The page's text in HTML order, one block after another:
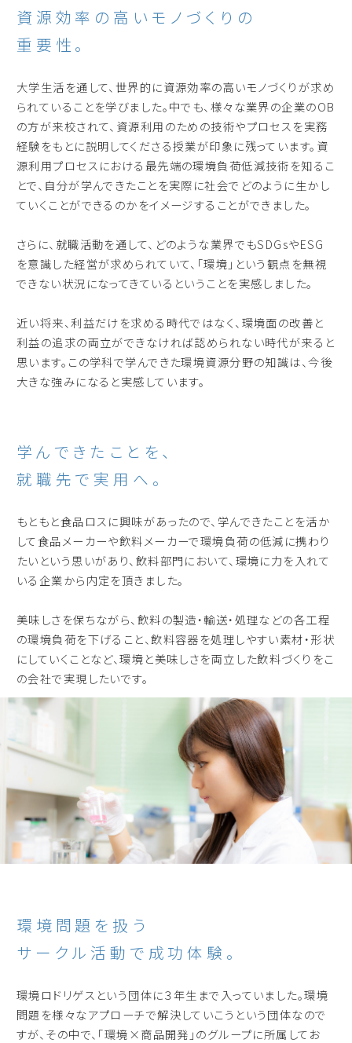
資源効率の高いモノづくりの
重要性。
大学生活を通して、世界的に資源効率の高いモノづくりが求め
られていることを学びました。中でも、様々な業界の企業のOB
の方が来校されて、資源利用のための技術やプロセスを実務
経験をもとに説明してくださる授業が印象に残っています。資
源利用プロセスにおける最先端の環境負荷低減技術を知るこ
とで、自分が学んできたことを実際に社会でどのように生かし
ていくことができるのかをイメージすることができました。
さらに、就職活動を通して、どのような業界でもSDGsやESG
を意識した経営が求められていて、「環境」という観点を無視
できない状況になってきているということを実感しました。
近い将来、利益だけを求める時代ではなく、環境面の改善と
利益の追求の両立ができなければ認められない時代が来ると
思います。この学科で学んできた環境資源分野の知識は、今後
大きな強みになると実感しています。
学んできたことを、
就職先で実用へ。
もともと食品ロスに興味があったので、学んできたことを活か
して食品メーカーや飲料メーカーで環境負荷の低減に携わり
たいという思いがあり、飲料部門において、環境に力を入れて
いる企業から内定を頂きました。
美味しさを保ちながら、飲料の製造・輸送・処理などの各工程
の環境負荷を下げること、飲料容器を処理しやすい素材・形状
にしていくことなど、環境と美味しさを両立した飲料づくりをこ
の会社で実現したいです。
環境問題を扱う
サークル活動で成功体験。
環境ロドリゲスという団体に３年生まで入っていました。環境
問題を様々なアプローチで解決していこうという団体なので
すが、その中で、「環境×商品開発」のグループに所属してお